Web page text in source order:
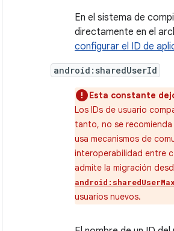
En el sistema de
directamente en el
configurar el ID de
android:sharedUserId
Esta constante
Los IDs de usuario
tanto, no se
usa mecanismos de
interoperabilidad entre
admite la migración
usuarios nuevos.